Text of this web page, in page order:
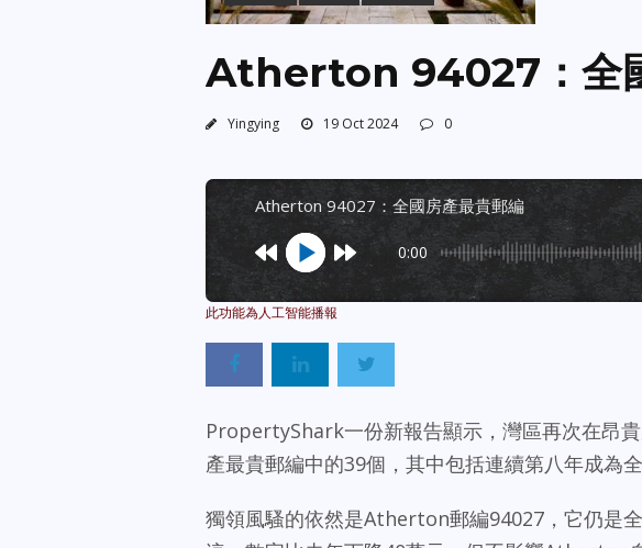
Atherton 94027：全
Yingying 19 Oct 2024 0
atherton 94027：全國房產最貴郵編
0:00
PropertyShark一份新報告顯示，灣區再次在昂
產最貴郵編中的39個，其中包括連續第八年成為
獨領風騷的依然是Atherton郵編94027，它仍是